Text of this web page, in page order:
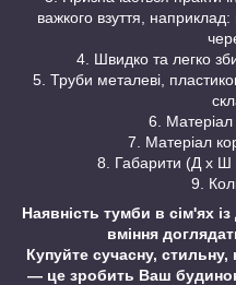
важкого взуття, наприклад:
4. Швидко та легко
5. Труби металеві,
6.
7. Матеріал
8. Габарити (Д х Ш
9.
Наявність тумби в сім'ях
вміння
Купуйте сучасну,
— це зробить Ваш